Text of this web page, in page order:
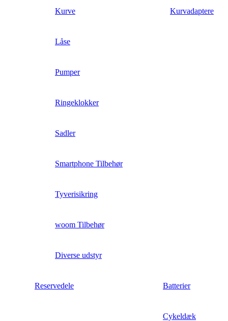
Kurve Kurvadaptere
Låse
Pumper
Ringeklokker
Sadler
Smartphone Tilbehør
Tyverisikring
woom Tilbehør
Diverse udstyr
Reservedele Batterier
Cykeldæk